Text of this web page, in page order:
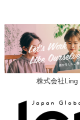
株式会社Ling